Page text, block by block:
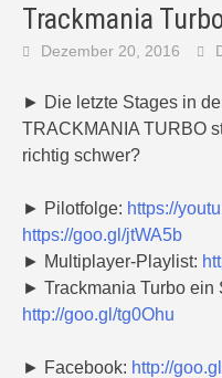
Trackmania
Dezember 20, 2016
► Die letzte Stages in
TRACKMANIA TURBO
richtig schwer?
► Pilotfolge: https://
https://goo.gl/jtWA5b
► Multiplayer-Playlist:
► Trackmania Turbo ein
http://goo.gl/tg0Ohu
► Facebook: http://